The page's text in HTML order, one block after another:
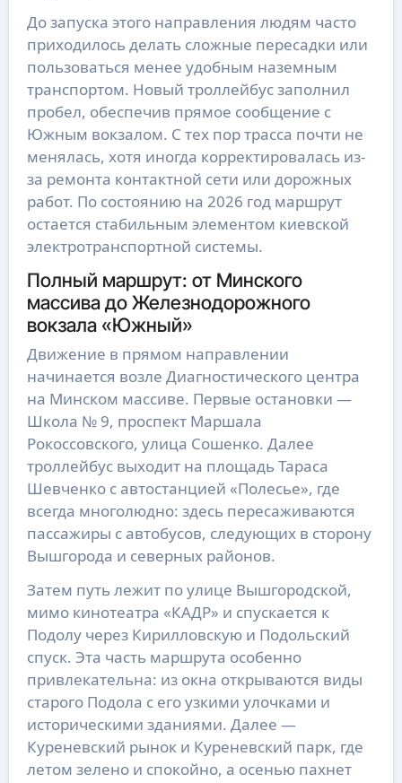
До запуска этого направления людям часто
приходилось делать сложные пересадки или
пользоваться менее удобным наземным
транспортом. Новый троллейбус заполнил
пробел, обеспечив прямое сообщение с
Южным вокзалом. С тех пор трасса почти не
менялась, хотя иногда корректировалась из-
за ремонта контактной сети или дорожных
работ. По состоянию на 2026 год маршрут
остается стабильным элементом киевской
электротранспортной системы.
Полный маршрут: от Минского
массива до Железнодорожного
вокзала «Южный»
Движение в прямом направлении
начинается возле Диагностического центра
на Минском массиве. Первые остановки —
Школа № 9, проспект Маршала
Рокоссовского, улица Сошенко. Далее
троллейбус выходит на площадь Тараса
Шевченко с автостанцией «Полесье», где
всегда многолюдно: здесь пересаживаются
пассажиры с автобусов, следующих в сторону
Вышгорода и северных районов.
Затем путь лежит по улице Вышгородской,
мимо кинотеатра «КАДР» и спускается к
Подолу через Кирилловскую и Подольский
спуск. Эта часть маршрута особенно
привлекательна: из окна открываются виды
старого Подола с его узкими улочками и
историческими зданиями. Далее —
Куреневский рынок и Куреневский парк, где
летом зелено и спокойно, а осенью пахнет